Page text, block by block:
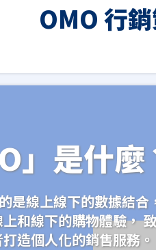
OMO 行
」是什麼
是線上線下的數據結合
和線下的購物體驗，
造個人化的銷售服務。